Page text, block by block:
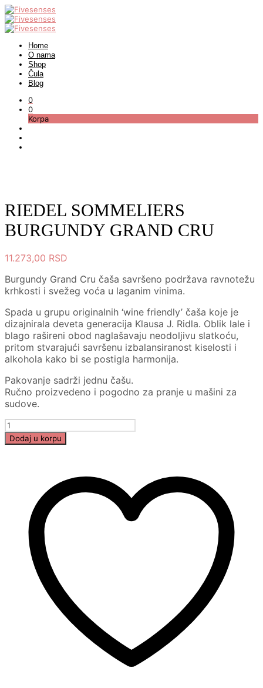
Home
O nama
Shop
Čula
Blog
0
0
Korpa
RIEDEL SOMMELIERS
BURGUNDY GRAND CRU
11.273,00 RSD
Burgundy Grand Cru čaša savršeno podržava ravnotežu
krhkosti i svežeg voća u laganim vinima.
Spada u grupu originalnih ‘wine friendly’ čaša koje je
dizajnirala deveta generacija Klausa J. Ridla. Oblik lale i
blago rašireni obod naglašavaju neodoljivu slatkoću,
pritom stvarajući savršenu izbalansiranost kiselosti i
alkohola kako bi se postigla harmonija.
Pakovanje sadrži jednu čašu.
Ručno proizvedeno i pogodno za pranje u mašini za
sudove.
RIEDEL
SOMMELIERS
BURGUNDY
Dodaj u korpu